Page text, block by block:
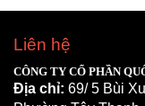
Liên hệ
CÔNG TY CỔ PHẦN
Địa chỉ: 69/ 5 Bùi